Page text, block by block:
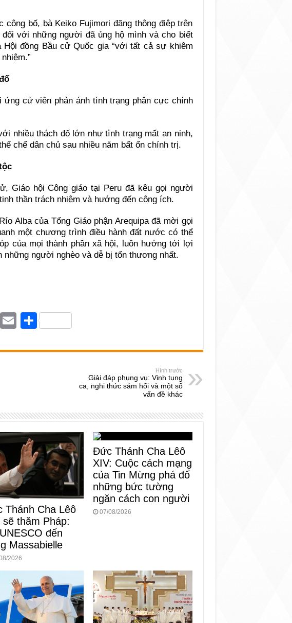
công bố, bà Keiko Fujimori đăng thông điệp trên
với những người đã ủng hộ mình và cho biết
đồng Bầu cử Quốc gia “với tất cả sự khiêm
ứng cử viên phản ánh tình trạng phân cực chính
nhiều thách đố lớn như tình trạng mất an ninh,
chế dân chủ sau nhiều năm bất ổn chính trị.
Giáo hội Công giáo tại Peru đã kêu gọi người
thần trách nhiệm và hướng đến công ích.
Alba của Tổng Giáo phận Arequipa đã mời gọi
một chương trình điều hành đất nước có thể
của mọi thành phần xã hội, luôn hướng tới lợi
những người nghèo và dễ bị tổn thương nhất.
E
ail
S
ar
Hình trước
Giải đáp phụng vụ: Vinh tụng
ca, nghi thức sám hối và một số
vấn đề khác
Thánh Cha Lêô
sẽ thăm Pháp:
đến
Massabielle
2026
Đức Thánh Cha Lêô
XIV: Cuộc cách mạng
của Tin Mừng phá đổ
những bức tường
ngăn cách con người
07/08/2026